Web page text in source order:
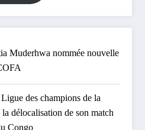
Muderhwa nommée nouvelle
des champions de la
délocalisation de son match
Congo